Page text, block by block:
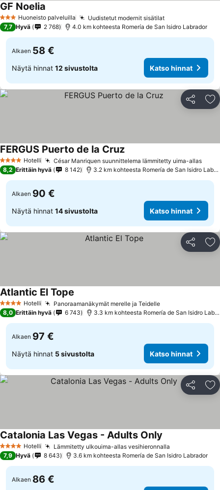
3 Tähtiluokitus
Huoneisto palveluilla Uudistetut modernit sisätilat
GF Noelia
7,7 Hyvä 2 768 4.0 km kohteesta Romería de San Isidro Labrador
Alkaen 58 €
Näytä hinnat 12 sivustolta Katso hinnat
Jaa
4 Tähtiluokitus
Hotelli César Manriquen suunnittelema lämmitetty uima-allas
FERGUS Puerto de la Cruz
8,2 Erittäin hyvä 8 142 3.2 km kohteesta Romería de San Isidro Labrador
Alkaen 90 €
Näytä hinnat 14 sivustolta Katso hinnat
Jaa
4 Tähtiluokitus
Hotelli Panoraamanäkymät merelle ja Teidelle
Atlantic El Tope
8,0 Erittäin hyvä 6 743 3.3 km kohteesta Romería de San Isidro Labrador
Alkaen 97 €
Näytä hinnat 5 sivustolta Katso hinnat
Jaa
4 Tähtiluokitus
Hotelli Lämmitetty ulkouima-allas vesihieronnalla
Catalonia Las Vegas - Adults Only
7,9 Hyvä 8 643 3.6 km kohteesta Romería de San Isidro Labrador
Alkaen 86 €